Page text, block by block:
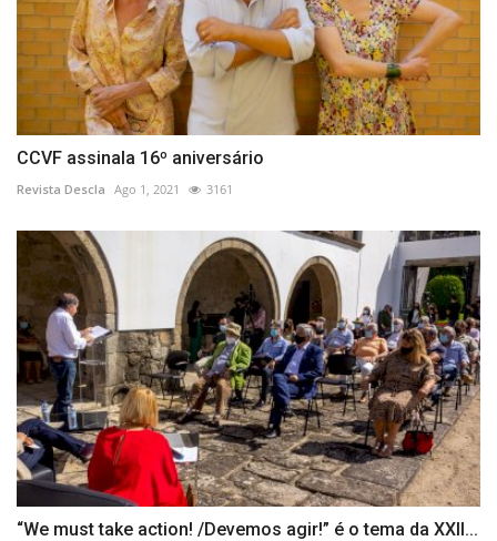
CCVF assinala 16º aniversário
Revista Descla Ago 1, 2021 3161
“We must take action! /Devemos agir!” é o tema da XXII...